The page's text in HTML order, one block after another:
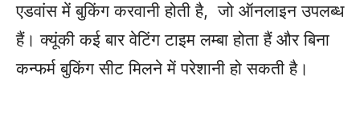
एडवांस में बुकिंग करवानी होती है, जो ऑनलाइन उपलब्ध
हैं। क्यूंकी कई बार वेटिंग टाइम लम्बा होता हैं और बिना
कन्फर्म बुकिंग सीट मिलने में परेशानी हो सकती है।